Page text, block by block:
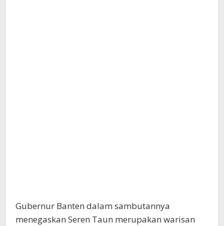
Gubernur Banten dalam sambutannya
menegaskan Seren Taun merupakan warisan